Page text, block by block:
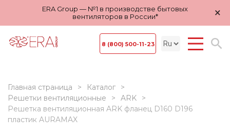
ERA Group — №1 в производстве бытовых
вентиляторов в России*
×
8 (800) 500-11-23
Главная страница
Каталог
Решетки вентиляционные
ARK
Решетка вентиляционная ARK фланец D160 D196
пластик AURAMAX